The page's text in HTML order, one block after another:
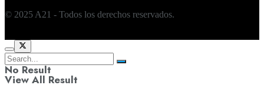
© 2025 A21 - Todos los derechos reservados.
No Result
View All Result